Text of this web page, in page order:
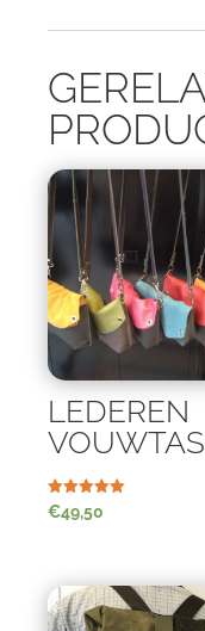
LEDEREN
VOUWTAS
Waardering
5.00
€49,50